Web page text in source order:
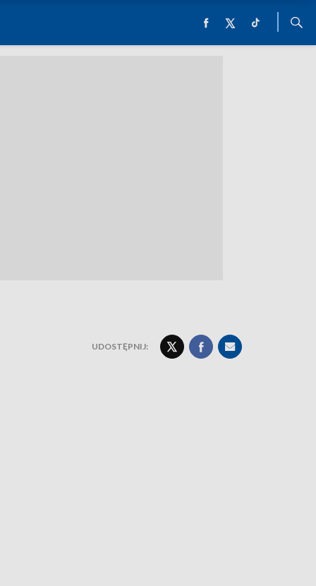
UDOSTĘPNIJ: